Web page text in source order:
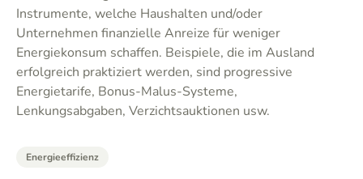
Instrumente, welche Haushalten und/oder
Unternehmen finanzielle Anreize für weniger
Energiekonsum schaffen. Beispiele, die im Ausland
erfolgreich praktiziert werden, sind progressive
Energietarife, Bonus-Malus-Systeme,
Lenkungsabgaben, Verzichtsauktionen usw.
Energieeffizienz